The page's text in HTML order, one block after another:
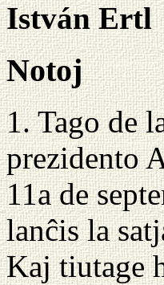
István Ertl
Notoj
1. Tago de
prezidento
11a de
lanĉis la
Kaj tiutage